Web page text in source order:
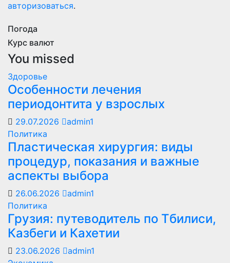
авторизоваться.
Погода
Курс валют
You missed
Здоровье
Особенности лечения
периодонтита у взрослых
29.07.2026
admin1
Политика
Пластическая хирургия: виды
процедур, показания и важные
аспекты выбора
26.06.2026
admin1
Политика
Грузия: путеводитель по Тбилиси,
Казбеги и Кахетии
23.06.2026
admin1